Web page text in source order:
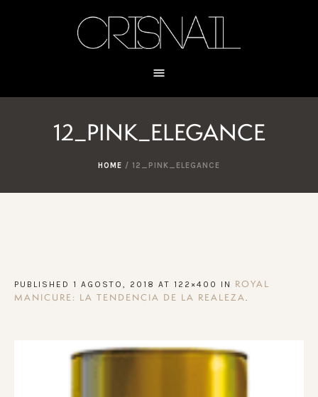
12_PINK_ELEGANCE
HOME / 12_PINK_ELEGANCE
PUBLISHED 1 AGOSTO, 2018 AT 122×400 IN
ROYAL
MANICURE: LA TENDENCIA DE LA REALEZA.